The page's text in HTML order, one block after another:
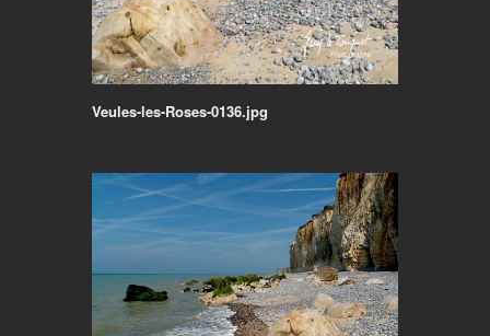
Veules-les-Roses-0136.jpg